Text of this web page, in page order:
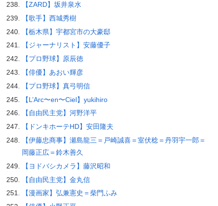
【ZARD】坂井泉水
【歌手】西城秀樹
【栃木県】宇都宮市の大豪邸
【ジャーナリスト】安藤優子
【プロ野球】原辰徳
【俳優】あおい輝彦
【プロ野球】真弓明信
【L’Arc〜en〜Ciel】yukihiro
【自由民主党】河野洋平
【ドンキホーテHD】安田隆夫
【伊藤忠商事】瀬島龍三＝戸崎誠喜＝室伏稔＝丹羽宇一郎＝
岡藤正広＝鈴木善久
【ヨドバシカメラ】藤沢昭和
【自由民主党】金丸信
【漫画家】弘兼憲史＝柴門ふみ